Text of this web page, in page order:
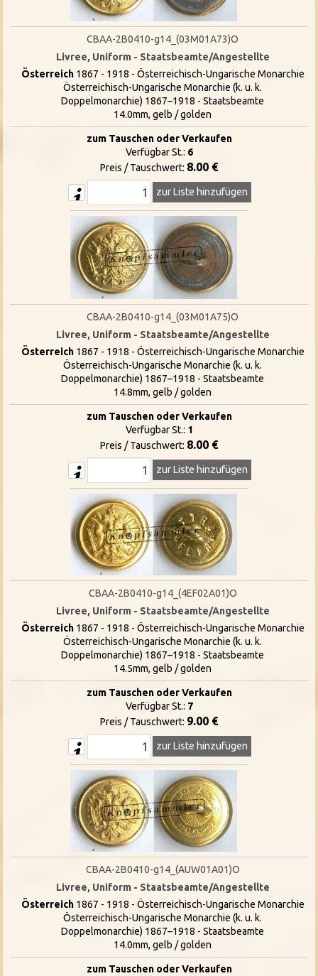
CBAA-2B0410-g14_(03M01A73)O
Livree, Uniform - Staatsbeamte/Angestellte
Österreich1867 - 1918 - Österreichisch-Ungarische Monarchie
Österreichisch-Ungarische Monarchie (k. u. k.
Doppelmonarchie) 1867–1918 - Staatsbeamte
14.0mm, gelb / golden
zum Tauschen oder Verkaufen
Verfügbar St.: 6
Preis / Tauschwert: 8.00 €
zur Liste hinzufügen
CBAA-2B0410-g14_(03M01A75)O
Livree, Uniform - Staatsbeamte/Angestellte
Österreich1867 - 1918 - Österreichisch-Ungarische Monarchie
Österreichisch-Ungarische Monarchie (k. u. k.
Doppelmonarchie) 1867–1918 - Staatsbeamte
14.8mm, gelb / golden
zum Tauschen oder Verkaufen
Verfügbar St.: 1
Preis / Tauschwert: 8.00 €
zur Liste hinzufügen
CBAA-2B0410-g14_(4EF02A01)O
Livree, Uniform - Staatsbeamte/Angestellte
Österreich1867 - 1918 - Österreichisch-Ungarische Monarchie
Österreichisch-Ungarische Monarchie (k. u. k.
Doppelmonarchie) 1867–1918 - Staatsbeamte
14.5mm, gelb / golden
zum Tauschen oder Verkaufen
Verfügbar St.: 7
Preis / Tauschwert: 9.00 €
zur Liste hinzufügen
CBAA-2B0410-g14_(AUW01A01)O
Livree, Uniform - Staatsbeamte/Angestellte
Österreich1867 - 1918 - Österreichisch-Ungarische Monarchie
Österreichisch-Ungarische Monarchie (k. u. k.
Doppelmonarchie) 1867–1918 - Staatsbeamte
14.0mm, gelb / golden
zum Tauschen oder Verkaufen